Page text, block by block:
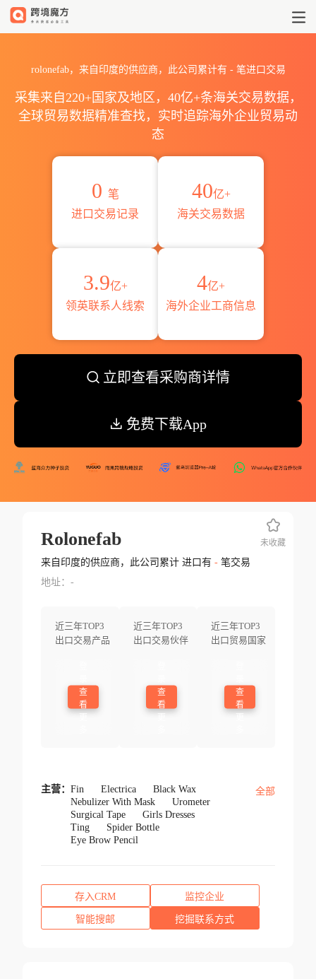
rolonefab，来自印度的供应商，此公司累计有 -笔进口交易
采集来自220+国家及地区，40亿+条海关交易数据，
全球贸易数据精准查找，实时追踪海外企业贸易动
态
0 笔
进口交易记录
40亿+
海关交易数据
3.9亿+
领英联系人线索
4亿+
海外企业工商信息
立即查看采购商详情
免费下载App
Rolonefab
来自印度的供应商，此公司累计 进口有 -笔交易
地址：-
近三年TOP3
出口交易产品
查
看
近三年TOP3
出口交易伙伴
查
看
近三年TOP3
出口贸易国家
查
看
未收藏
主营： Fin Electrica
Black Wax
Nebulizer With Mask
Urometer
Surgical Tape
Girls Dresses
Ting
Spider Bottle
Eye Brow Pencil
全部
存入CRM 监控企业
智能搜邮 挖掘联系方式